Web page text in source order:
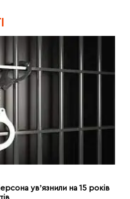
увʼязнили на 15 років